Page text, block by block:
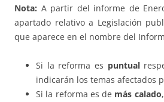
Nota: A partir del informe de
apartado relativo a Legislación
que aparece en el nombre del
Si la reforma es puntual
indicarán los temas afectados
Si la reforma es de más calado